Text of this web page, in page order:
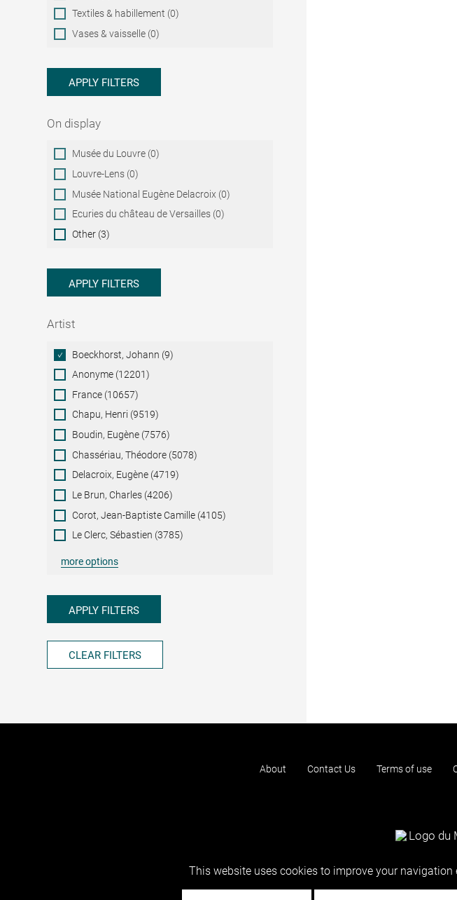
Textiles & habillement (0)
Vases & vaisselle (0)
APPLY FILTERS
On display
On
display
Musée du Louvre (0)
Louvre-Lens (0)
Musée National Eugène Delacroix (0)
Ecuries du château de Versailles (0)
Other (3)
APPLY FILTERS
Artist
ArtistBoeckhorst, Johann (9)
Anonyme (12201)
France (10657)
Chapu, Henri (9519)
Boudin, Eugène (7576)
Chassériau, Théodore (5078)
Delacroix, Eugène (4719)
Le Brun, Charles (4206)
Corot, Jean-Baptiste Camille (4105)
Le Clerc, Sébastien (3785)
more options
APPLY FILTERS
CLEAR FILTERS
About Contact Us Terms of use
This website uses cookies to improve your